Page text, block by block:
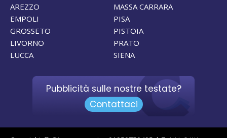
AREZZO
EMPOLI
GROSSETO
LIVORNO
LUCCA
MASSA CARRARA
PISA
PISTOIA
PRATO
SIENA
Pubblicità sulle nostre testate?
Contattaci